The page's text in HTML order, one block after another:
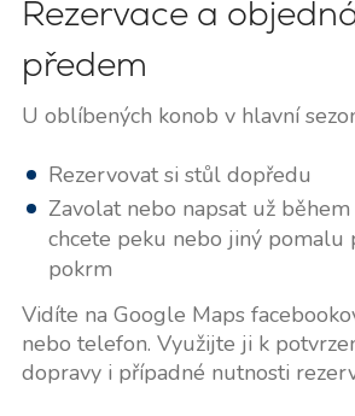
Rezervace a
předem
U oblíbených konob v hlavní
Rezervovat si stůl dopředu
Zavolat nebo napsat už
chcete peku nebo jiný pomalu
pokrm
Vidíte na Google Maps
nebo telefon. Využijte ji k
dopravy i případné nutnosti